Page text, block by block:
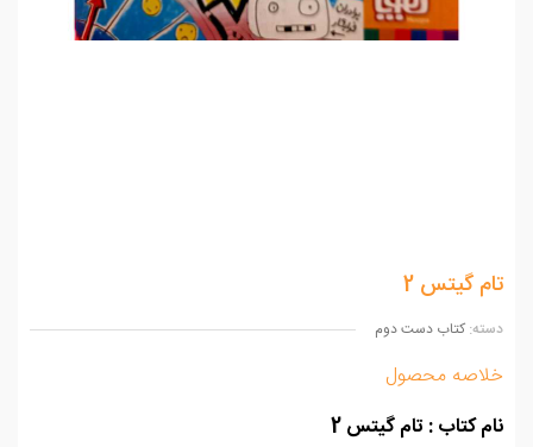
گیتس 2
کتاب دست دوم
محصول
کتاب : تام گیتس 2